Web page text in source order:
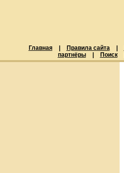
Главная Правила сайта
партнёры
Поиск